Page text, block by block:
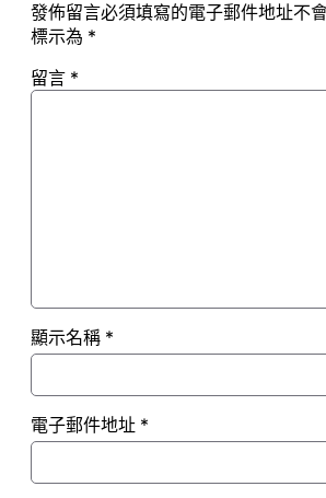
發佈留言必須填寫的電子郵件地址不
標示為 *
留言 *
顯示名稱 *
電子郵件地址 *